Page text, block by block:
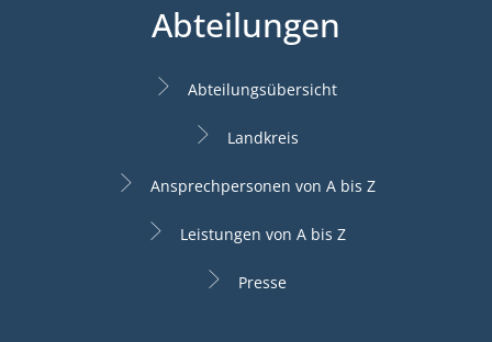
Abteilungen
Abteilungsübersicht
Landkreis
Ansprechpersonen von A bis Z
Leistungen von A bis Z
Presse